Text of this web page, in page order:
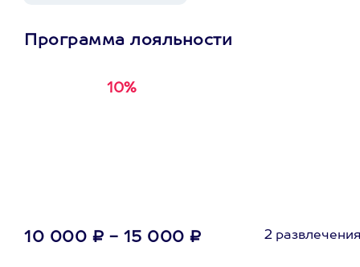
Программа лояльности
10%
10 000 ₽ - 15 000 ₽ 2